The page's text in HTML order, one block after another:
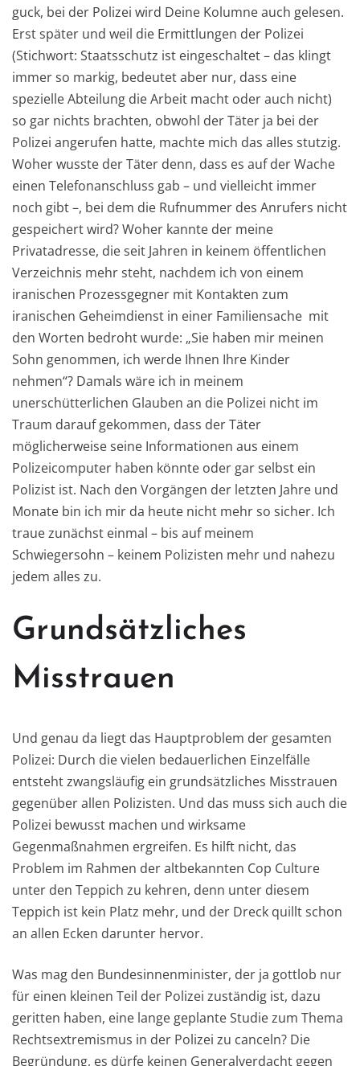
guck, bei der Polizei wird Deine Kolumne auch gelesen.
Erst später und weil die Ermittlungen der Polizei
(Stichwort: Staatsschutz ist eingeschaltet – das klingt
immer so markig, bedeutet aber nur, dass eine
spezielle Abteilung die Arbeit macht oder auch nicht)
so gar nichts brachten, obwohl der Täter ja bei der
Polizei angerufen hatte, machte mich das alles stutzig.
Woher wusste der Täter denn, dass es auf der Wache
einen Telefonanschluss gab – und vielleicht immer
noch gibt –, bei dem die Rufnummer des Anrufers nicht
gespeichert wird? Woher kannte der meine
Privatadresse, die seit Jahren in keinem öffentlichen
Verzeichnis mehr steht, nachdem ich von einem
iranischen Prozessgegner mit Kontakten zum
iranischen Geheimdienst in einer Familiensache mit
den Worten bedroht wurde: „Sie haben mir meinen
Sohn genommen, ich werde Ihnen Ihre Kinder
nehmen“? Damals wäre ich in meinem
unerschütterlichen Glauben an die Polizei nicht im
Traum darauf gekommen, dass der Täter
möglicherweise seine Informationen aus einem
Polizeicomputer haben könnte oder gar selbst ein
Polizist ist. Nach den Vorgängen der letzten Jahre und
Monate bin ich mir da heute nicht mehr so sicher. Ich
traue zunächst einmal – bis auf meinem
Schwiegersohn – keinem Polizisten mehr und nahezu
jedem alles zu.
Grundsätzliches
Misstrauen
Und genau da liegt das Hauptproblem der gesamten
Polizei: Durch die vielen bedauerlichen Einzelfälle
entsteht zwangsläufig ein grundsätzliches Misstrauen
gegenüber allen Polizisten. Und das muss sich auch die
Polizei bewusst machen und wirksame
Gegenmaßnahmen ergreifen. Es hilft nicht, das
Problem im Rahmen der altbekannten Cop Culture
unter den Teppich zu kehren, denn unter diesem
Teppich ist kein Platz mehr, und der Dreck quillt schon
an allen Ecken darunter hervor.
Was mag den Bundesinnenminister, der ja gottlob nur
für einen kleinen Teil der Polizei zuständig ist, dazu
geritten haben, eine lange geplante Studie zum Thema
Rechtsextremismus in der Polizei zu canceln? Die
Begründung, es dürfe keinen Generalverdacht gegen